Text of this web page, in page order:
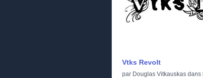
Vtks Revolt
par Douglas Vitkauskas dans